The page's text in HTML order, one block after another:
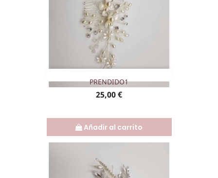
PRENDIDO1
Precio
25,00 €
Añadir al carrito